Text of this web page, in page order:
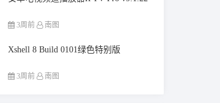
3周前 南图
Xshell 8 Build 0101绿色特别版
3周前 南图